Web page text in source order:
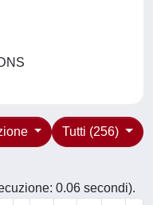
Tutti (256)
0.06 secondi).